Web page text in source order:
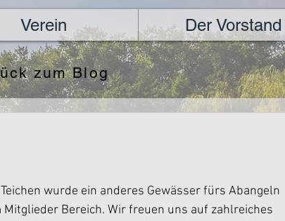
Verein Der Vorstand
zum Blog
wurde ein anderes Gewässer fürs Abangeln
Bereich. Wir freuen uns auf zahlreiches